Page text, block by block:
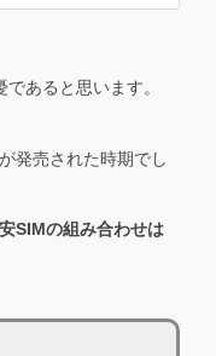
あると思います。
発売された時期でし
SIMの組み合わせは